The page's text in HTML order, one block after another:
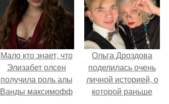
Мало кто знает, что
Элизабет олсен
получила роль алы
Ванды максимофф
Ольга Дроздова
поделилась очень
личной историей, о
которой раньше